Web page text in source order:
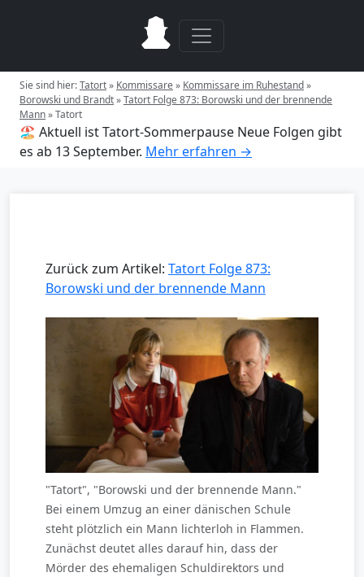
Sie sind hier:Tatort» Kommissare» Kommissare im Ruhestand»
Borowski und Brandt»Tatort Folge 873: Borowski und der brennende
Mann»Tatort
🏖️ Aktuell ist Tatort-Sommerpause Neue Folgen gibt
es ab 13 September. Mehr erfahren →
Zurück zum Artikel: Tatort Folge 873:
Borowski und der brennende Mann
"Tatort", "Borowski und der brennende Mann."
Bei einem Umzug an einer dänischen Schule
steht plötzlich ein Mann lichterloh in Flammen.
Zunächst deutet alles darauf hin, dass der
Mörder des ehemaligen Schuldirektors und